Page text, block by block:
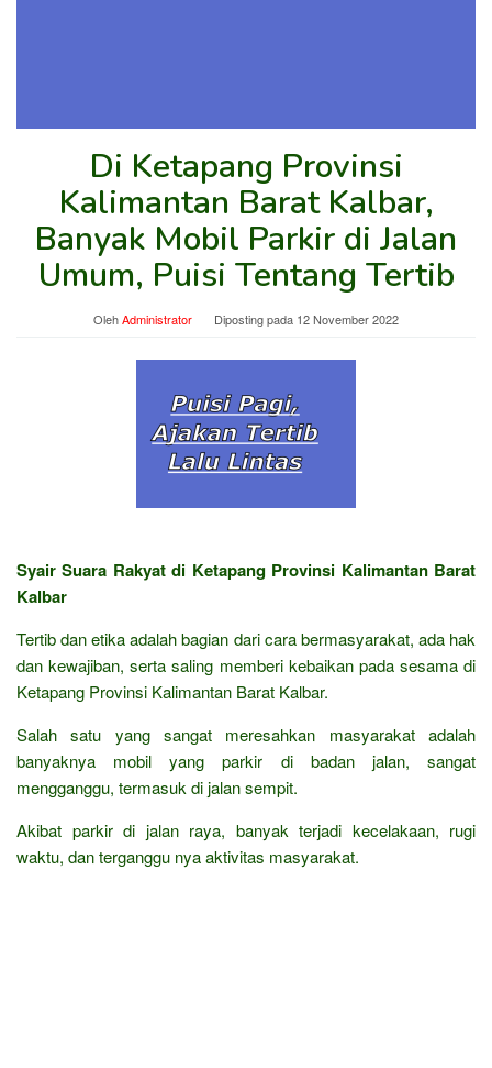
Di Ketapang Provinsi
Kalimantan Barat Kalbar,
Banyak Mobil Parkir di Jalan
Umum, Puisi Tentang Tertib
OlehAdministrator Diposting pada 12 November 2022
Syair Suara Rakyat di Ketapang Provinsi Kalimantan Barat
Kalbar
Tertib dan etika adalah bagian dari cara bermasyarakat, ada hak
dan kewajiban, serta saling memberi kebaikan pada sesama di
Ketapang Provinsi Kalimantan Barat Kalbar.
Salah satu yang sangat meresahkan masyarakat adalah
banyaknya mobil yang parkir di badan jalan, sangat
mengganggu, termasuk di jalan sempit.
Akibat parkir di jalan raya, banyak terjadi kecelakaan, rugi
waktu, dan terganggu nya aktivitas masyarakat.